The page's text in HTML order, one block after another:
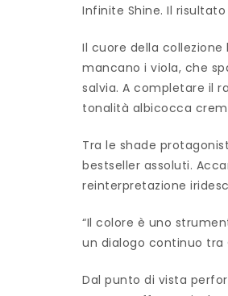
Infinite Shine. Il
Il cuore della
mancano i viola, che
salvia. A completare il
tonalità albicocca
Tra le shade
bestseller assoluti.
reinterpretazione
“Il colore è uno
un dialogo continuo tra
Dal punto di vista